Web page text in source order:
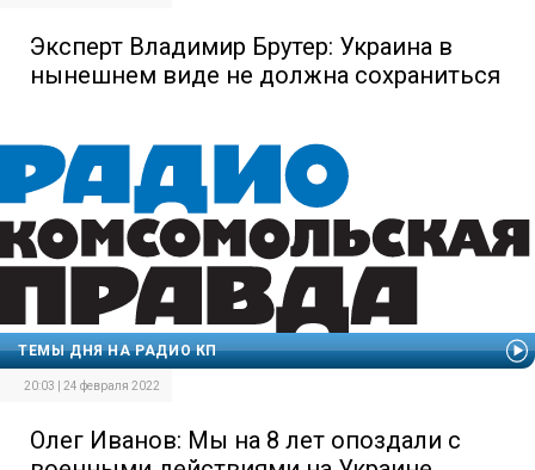
Эксперт Владимир Брутер: Украина в
нынешнем виде не должна сохраниться
ТЕМЫ ДНЯ НА РАДИО КП
20:03 | 24 февраля 2022
Олег Иванов: Мы на 8 лет опоздали с